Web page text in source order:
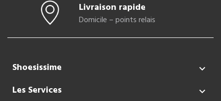
Livraison rapide
Domicile – points relais
Shoesissime 
Les Services 